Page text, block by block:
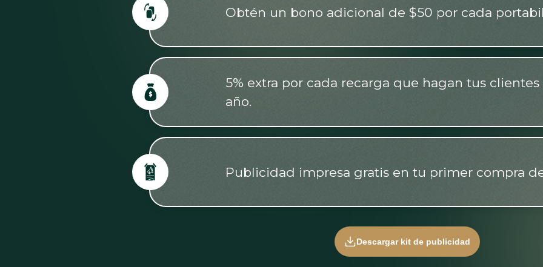
Obtén un bono adicional de $50 por cada
5% extra por cada recarga que hagan tus clientes
año.
Publicidad impresa gratis en tu primer compra
Descargar kit de publicidad